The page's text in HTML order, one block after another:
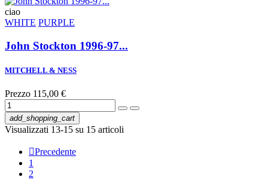
ciao
WHITE PURPLE
John Stockton 1996-97...
MITCHELL & NESS
Prezzo 115,00 €
add_shopping_cart
Visualizzati 13-15 su 15 articoli
Precedente
1
2